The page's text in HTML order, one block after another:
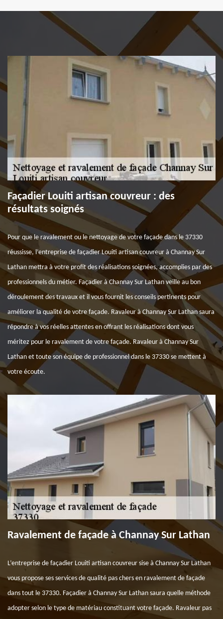
Façadier Louiti artisan couvreur : des
résultats soignés
Pour que le ravalement ou le nettoyage de votre façade dans le 37330
réussisse, l’entreprise de façadier Louiti artisan couvreur à Channay Sur
Lathan mettra à votre profit des réalisations soignées, accomplies par des
professionnels du métier. Façadier à Channay Sur Lathan veille au bon
déroulement des travaux et il vous fournit les conseils pertinents pour
améliorer la qualité de votre façade. Ravaleur à Channay Sur Lathan saura
répondre à vos réelles attentes en offrant les réalisations dont vous
méritez pour le ravalement de votre façade. Ravaleur à Channay Sur
Lathan et toute son équipe de professionnel dans le 37330 se mettent à
votre écoute.
Ravalement de façade à Channay Sur Lathan
L’entreprise de façadier Louiti artisan couvreur sise à Channay Sur Lathan
vous propose ses services de qualité pas chers en ravalement de façade
dans tout le 37330. Façadier à Channay Sur Lathan saura quelle méthode
adopter selon le type de matériau constituant votre façade. Ravaleur pas